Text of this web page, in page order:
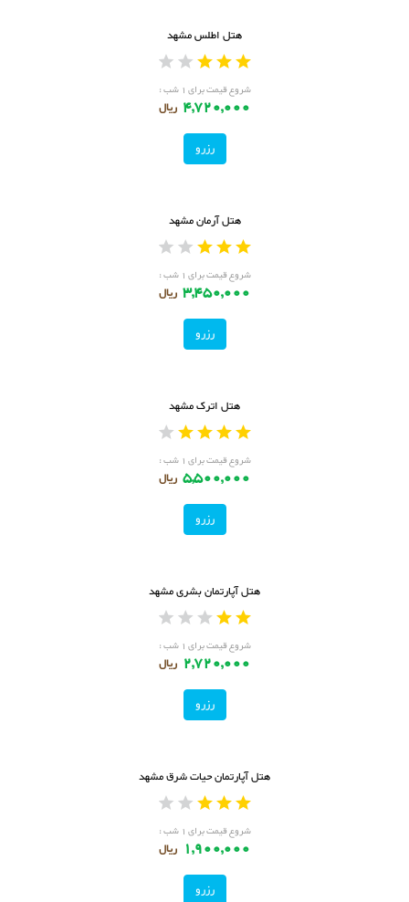
هتل اطلس مشهد
شروع قیمت برای ۱ شب :
4,720,000 ریال
رزرو
هتل آرمان مشهد
شروع قیمت برای ۱ شب :
3,450,000 ریال
رزرو
هتل اترک مشهد
شروع قیمت برای ۱ شب :
5,500,000 ریال
رزرو
هتل آپارتمان بشری مشهد
شروع قیمت برای ۱ شب :
2,720,000 ریال
رزرو
هتل آپارتمان حیات شرق مشهد
شروع قیمت برای ۱ شب :
1,900,000 ریال
رزرو